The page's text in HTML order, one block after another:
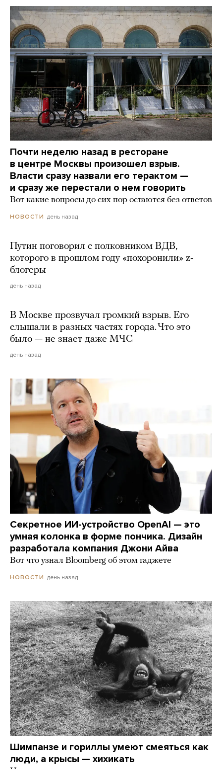
Почти неделю назад в ресторане
в центре Москвы произошел взрыв.
Власти сразу назвали его терактом —
и сразу же перестали о нем говорить
Вот какие вопросы до сих пор остаются без ответов
НОВОСТИ день назад
Путин поговорил с полковником ВДВ,
которого в прошлом году «похоронили» z-
блогеры
день назад
В Москве прозвучал громкий взрыв. Его
слышали в разных частях города. Что это
было — не знает даже МЧС
день назад
Секретное ИИ-устройство OpenAI — это
умная колонка в форме пончика. Дизайн
разработала компания Джони Айва
Вот что узнал Bloomberg об этом гаджете
НОВОСТИ день назад
Шимпанзе и гориллы умеют смеяться как
люди, а крысы — хихикать